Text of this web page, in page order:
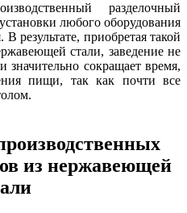
разделочный
любого оборудования
результате, приобретая такой
стали, заведение не
значительно сокращает время,
пищи, так как почти все
из нержавеющей